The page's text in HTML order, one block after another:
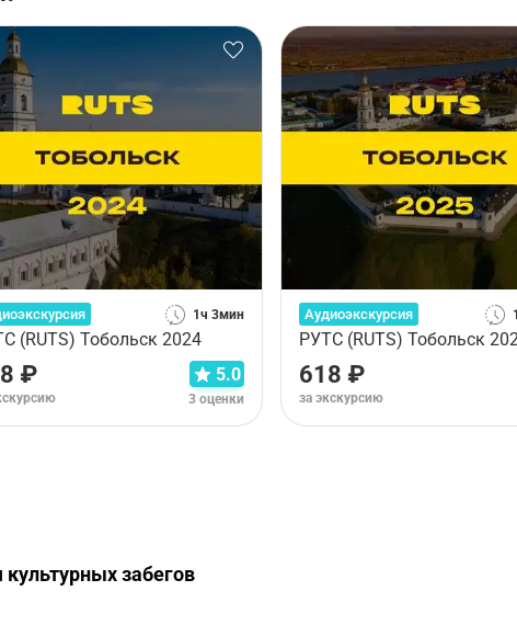
1ч 3мин
(RUTS) Тобольск 2024
₽ 5.0
3 оценки
Аудиоэкскурсия
РУТС (RUTS) Тобольск
618 ₽
за экскурсию
тура. Пожалуйста,
забегов